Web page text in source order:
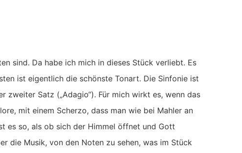
sind. Da habe ich mich in dieses Stück verliebt. Es
ist eigentlich die schönste Tonart. Die Sinfonie ist
Satz („Adagio“). Für mich wirkt es, wenn das
mit einem Scherzo, dass man wie bei Mahler an
es so, als ob sich der Himmel öffnet und Gott
die Musik, von den Noten zu sehen, was im Stück